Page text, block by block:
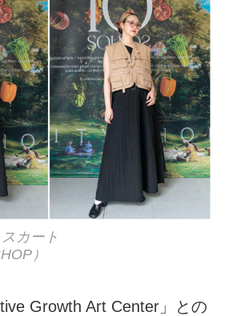
カート
）
Growth Art Center」との